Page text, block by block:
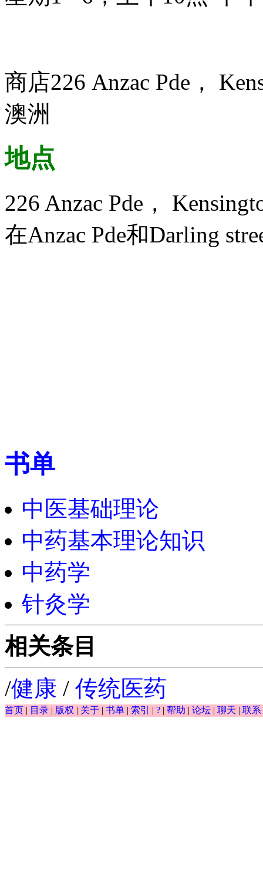
商店226 Anzac Pde，
澳洲
地点
226 Anzac Pde，
在Anzac Pde和Darling
书单
中医基础理论
中药基本理论知识
中药学
针灸学
相关条目
/健康 / 传统医药
首页 | 目录 | 版权 | 关于 | 书单 | 索引 | ? | 帮助 | 论坛 | 聊天 | 联系